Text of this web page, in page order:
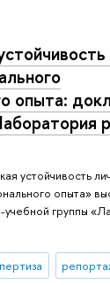
опыта:
устойчивость
опыта»
учебной группы